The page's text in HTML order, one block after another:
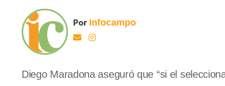
Por Infocampo
Diego Maradona aseguró que “si el